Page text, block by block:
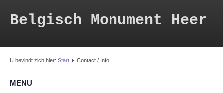
Belgisch Monument Heer
U bevindt zich hier: Start Contact / Info
MENU